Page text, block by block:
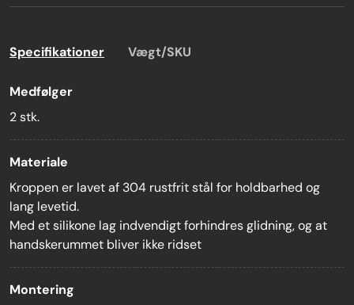
Specifikationer Vægt/SKU
Medfølger
2 stk.
Materiale
Kroppen er lavet af 304 rustfrit stål for holdbarhed og
lang levetid.
Med et silikone lag indvendigt forhindres glidning, og at
handskerummet bliver ikke ridset
Montering